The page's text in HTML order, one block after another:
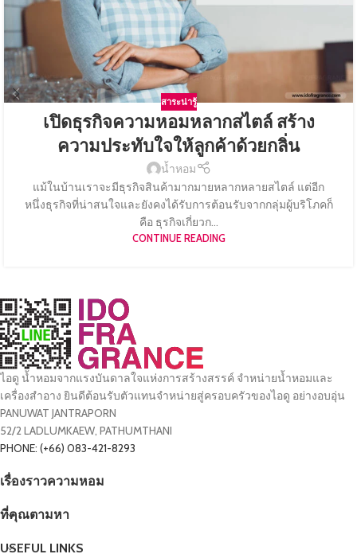
สาระน่ารู้
เปิดธุรกิจความหอมหลากสไตล์ สร้าง
ความประทับใจให้ลูกค้าด้วยกลิ่น
น้ำหอม
แม้ในบ้านเราจะมีธุรกิจสินค้ามากมายหลากหลายสไตล์ แต่อีก
หนึ่งธุรกิจที่น่าสนใจและยังคงได้รับการต้อนรับจากกลุ่มผู้บริโภคก็
คือ ธุรกิจเกี่ยวก...
CONTINUE READING
ไอดู น้ำหอมจากแรงบันดาลใจแห่งการสร้างสรรค์ จำหน่ายน้ำหอมและ
เครื่องสำอาง ยินดีต้อนรับตัวแทนจำหน่ายสู่ครอบครัวของไอดู อย่างอบอุ่น
PANUWAT JANTRAPORN
52/2 LADLUMKAEW, PATHUMTHANI
PHONE: (+66) 083-421-8293
เรื่องราวความหอม
ที่คุณตามหา
USEFUL LINKS